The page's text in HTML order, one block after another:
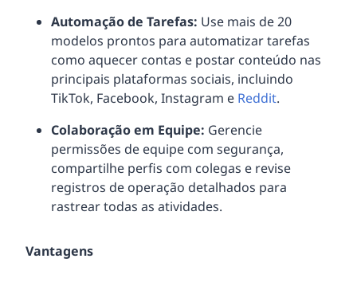
Automação de Tarefas: Use mais de 20
modelos prontos para automatizar tarefas
como aquecer contas e postar conteúdo nas
principais plataformas sociais, incluindo
TikTok, Facebook, Instagram e Reddit.
Colaboração em Equipe: Gerencie
permissões de equipe com segurança,
compartilhe perfis com colegas e revise
registros de operação detalhados para
rastrear todas as atividades.
Vantagens